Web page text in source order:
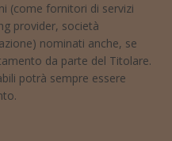
(come fornitori di servizi
provider, società
nominati anche, se
da parte del Titolare.
potrà sempre essere